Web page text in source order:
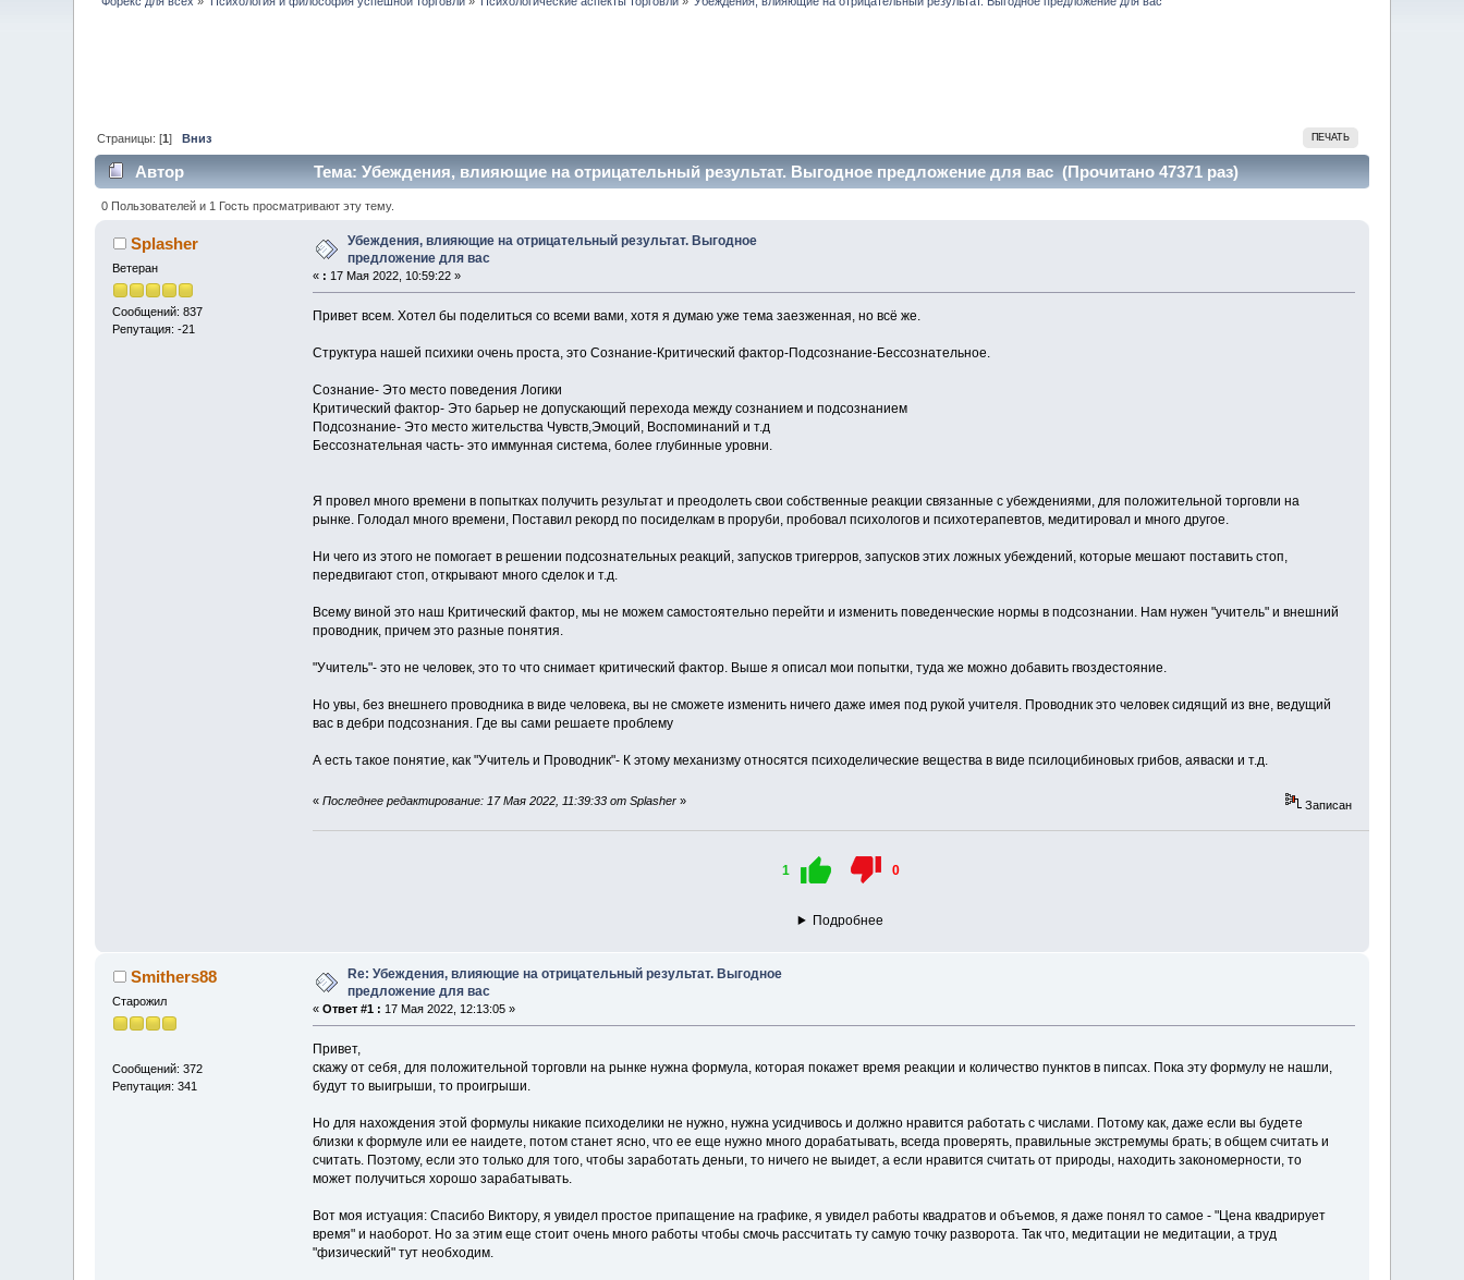
ПЕЧАТЬ
Страницы: [1]Вниз
Автор Тема: Убеждения, влияющие на отрицательный результат. Выгодное предложение для вас (Прочитано 47371 раз)
0 Пользователей и 1 Гость просматривают эту тему.
Splasher
Ветеран
Сообщений: 837
Репутация: -21
Убеждения, влияющие на отрицательный результат. Выгодное
предложение для вас
« : 17 Мая 2022, 10:59:22 »
Привет всем. Хотел бы поделиться со всеми вами, хотя я думаю уже тема заезженная, но всё же.
Структура нашей психики очень проста, это Сознание-Критический фактор-Подсознание-Бессознательное.
Сознание- Это место поведения Логики
Критический фактор- Это барьер не допускающий перехода между сознанием и подсознанием
Подсознание- Это место жительства Чувств,Эмоций, Воспоминаний и т.д
Бессознательная часть- это иммунная система, более глубинные уровни.
Я провел много времени в попытках получить результат и преодолеть свои собственные реакции связанные с убеждениями, для положительной торговли на
рынке. Голодал много времени, Поставил рекорд по посиделкам в проруби, пробовал психологов и психотерапевтов, медитировал и много другое.
Ни чего из этого не помогает в решении подсознательных реакций, запусков тригерров, запусков этих ложных убеждений, которые мешают поставить стоп,
передвигают стоп, открывают много сделок и т.д.
Всему виной это наш Критический фактор, мы не можем самостоятельно перейти и изменить поведенческие нормы в подсознании. Нам нужен "учитель" и внешний
проводник, причем это разные понятия.
"Учитель"- это не человек, это то что снимает критический фактор. Выше я описал мои попытки, туда же можно добавить гвоздестояние.
Но увы, без внешнего проводника в виде человека, вы не сможете изменить ничего даже имея под рукой учителя. Проводник это человек сидящий из вне, ведущий
вас в дебри подсознания. Где вы сами решаете проблему
А есть такое понятие, как "Учитель и Проводник"- К этому механизму относятся психоделические вещества в виде псилоцибиновых грибов, аяваски и т.д.
« Последнее редактирование: 17 Мая 2022, 11:39:33 от Splasher» Записан
1 0
Подробнее
Smithers88
Старожил
Сообщений: 372
Репутация: 341
Re: Убеждения, влияющие на отрицательный результат. Выгодное
предложение для вас
« Ответ #1 : 17 Мая 2022, 12:13:05 »
Привет,
скажу от себя, для положительной торговли на рынке нужна формула, которая покажет время реакции и количество пунктов в пипсах. Пока эту формулу не нашли,
будут то выигрыши, то проигрыши.
Но для нахождения этой формулы никакие психоделики не нужно, нужна усидчивось и должно нравится работать с числами. Потому как, даже если вы будете
близки к формуле или ее наидете, потом станет ясно, что ее еще нужно много дорабатывать, всегда проверять, правильные экстремумы брать; в общем считать и
считать. Поэтому, если это только для того, чтобы заработать деньги, то ничего не выидет, а если нравится считать от природы, находить закономерности, то
может получиться хорошо зарабатывать.
Вот моя истуация: Спасибо Виктору, я увидел простое припащение на графике, я увидел работы квадратов и объемов, я даже понял то самое - "Цена квадрирует
время" и наоборот. Но за этим еще стоит очень много работы чтобы смочь рассчитать ту самую точку разворота. Так что, медитации не медитации, а труд
"физический" тут необходим.